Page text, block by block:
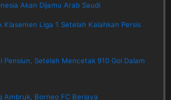
Akan Dijamu Arab Saudi
Liga 1 Setelah Kalahkan Persis
Pensiun, Setelah Mencetak 910 Gol Dalam
Ambruk, Borneo FC Berjaya